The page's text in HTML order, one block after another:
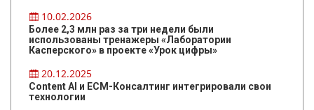
10.02.2026
Более 2,3 млн раз за три недели были
использованы тренажеры «Лаборатории
Касперского» в проекте «Урок цифры»
20.12.2025
Content AI и ЕСМ-Консалтинг интегрировали свои
технологии